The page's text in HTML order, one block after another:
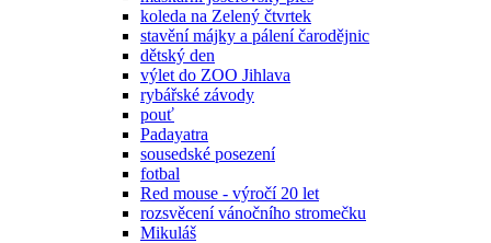
koleda na Zelený čtvrtek
stavění májky a pálení čarodějnic
dětský den
výlet do ZOO Jihlava
rybářské závody
pouť
Padayatra
sousedské posezení
fotbal
Red mouse - výročí 20 let
rozsvěcení vánočního stromečku
Mikuláš